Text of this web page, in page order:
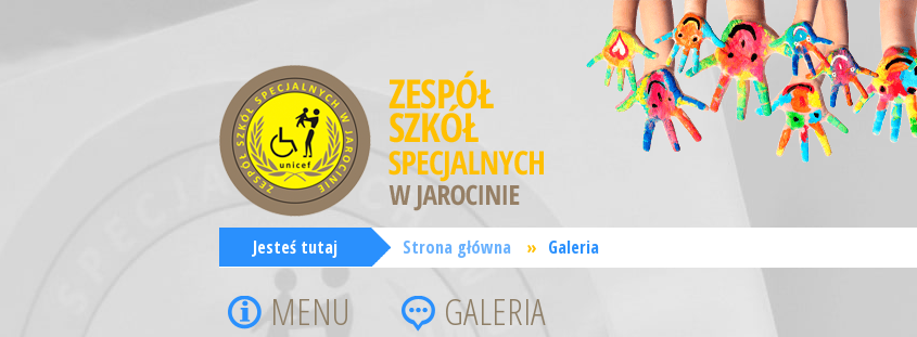
Jesteś tutaj Strona główna » Galeria
MENU GALERIA